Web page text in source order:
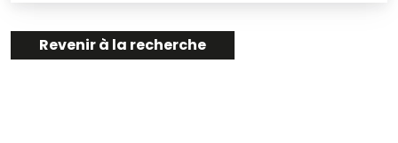
Revenir à la recherche